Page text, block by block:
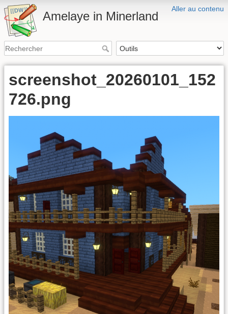
Aller au contenu
Amelaye in Minerland
screenshot_20260101_152
726.png